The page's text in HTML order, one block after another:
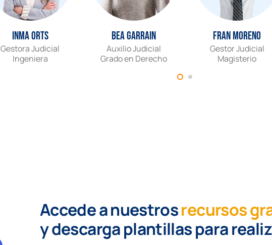
Inma Orts
Gestora Judicial
Ingeniera
Bea Garrain
Auxilio Judicial
Grado en Derecho
Fran Moreno
Gestor Judicial
Magisterio
Accede a nuestrosrecursos
ydescarga plantillas para